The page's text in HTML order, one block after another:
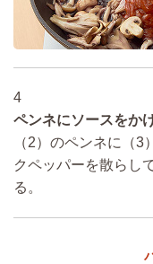
4
ペンネにソースをか
（2）のペンネに（
クペッパーを散らし
る。